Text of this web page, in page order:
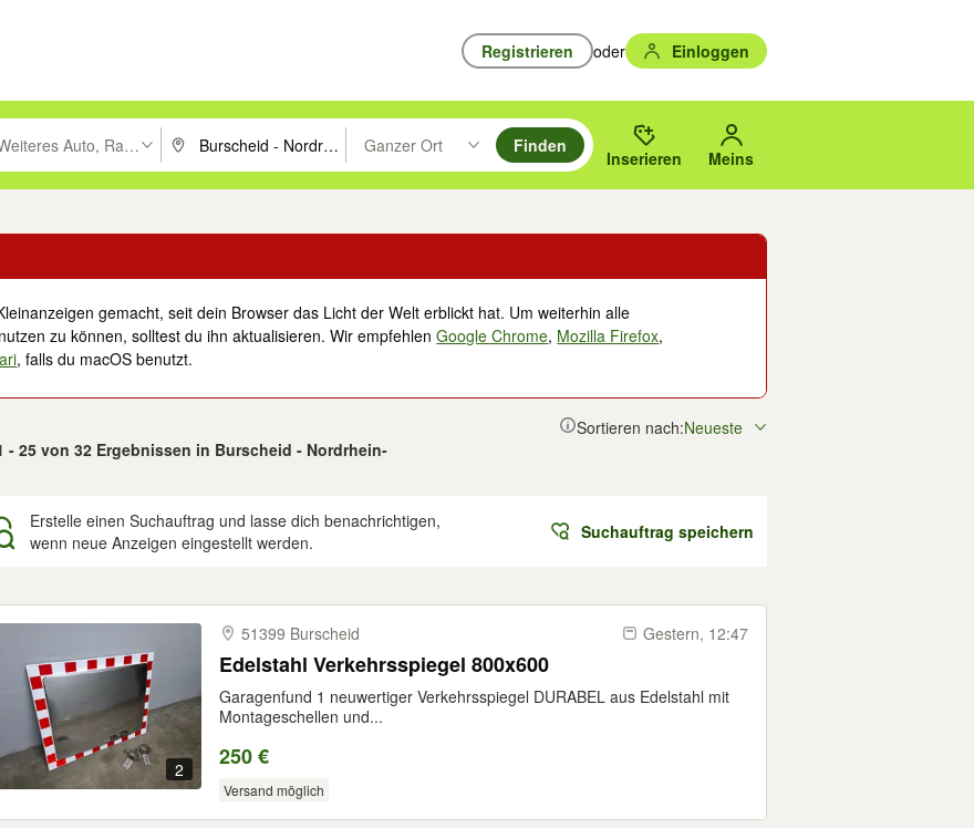
Registrieren oder Einloggen
zu suchen, oder Vorschläge mit den Pfeiltasten nach oben/unten durchsuchen und mit Eingabetaste auswählen.
Auto, Rad & BootPLZ oder Ort eingeben. Eingabetaste drücken um zu suchen, oder Vorschläge mit den Pfeiltasten nach oben/
Ganzer Ort
Suche im Umkreis des gewählten Orts oder PLZ.
Finden
Inserieren Meins
gemacht, seit dein Browser das Licht der Welt erblickt hat. Um weiterhin alle
zu können, solltest du ihn aktualisieren. Wir empfehlenGoogle Chrome, Mozilla Firefox,
, falls du macOS benutzt.
- 25 von 32 Ergebnissen in Burscheid - Nordrhein-
Sortieren nach:Neueste
Erstelle einen Suchauftrag und lasse dich benachrichtigen,
wenn neue Anzeigen eingestellt werden.
Suchauftrag speichern
2
51399 Burscheid Gestern, 12:47
Edelstahl Verkehrsspiegel 800x600
Garagenfund 1 neuwertiger Verkehrsspiegel DURABEL aus Edelstahl mit
Montageschellen und...
250 €
Versand möglich